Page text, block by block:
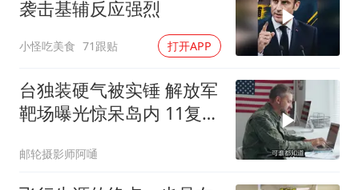
袭击基辅反应强烈
小怪吃美食 71跟贴 打开APP
台独装硬气被实锤 解放军
靶场曝光惊呆岛内 11复刻
邮轮摄影师阿嗵